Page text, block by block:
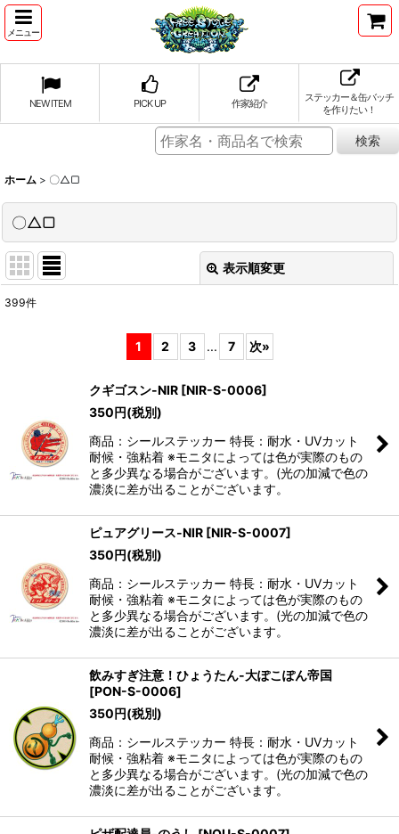
メニュー
NEW ITEM PICK UP 作家紹介
ステッカー＆缶バッチ
を作りたい！
ホーム > 〇△▢
〇△▢
表示順変更
399件
1 2 3 ... 7 次»
クギゴスン-NIR [NIR-S-0006]
350円(税別)
商品：シールステッカー 特長：耐水・UVカット
耐候・強粘着 ※モニタによっては色が実際のもの
と多少異なる場合がございます。(光の加減で色の
濃淡に差が出ることがございます。
ピュアグリース-NIR [NIR-S-0007]
350円(税別)
商品：シールステッカー 特長：耐水・UVカット
耐候・強粘着 ※モニタによっては色が実際のもの
と多少異なる場合がございます。(光の加減で色の
濃淡に差が出ることがございます。
飲みすぎ注意！ひょうたん-大ぽこぽん帝国
[PON-S-0006]
350円(税別)
商品：シールステッカー 特長：耐水・UVカット
耐候・強粘着 ※モニタによっては色が実際のもの
と多少異なる場合がございます。(光の加減で色の
濃淡に差が出ることがございます。